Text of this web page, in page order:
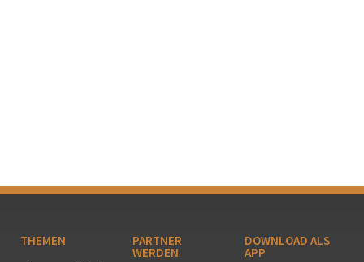
THEMEN PARTNER
WERDEN
DOWNLOAD ALS
APP